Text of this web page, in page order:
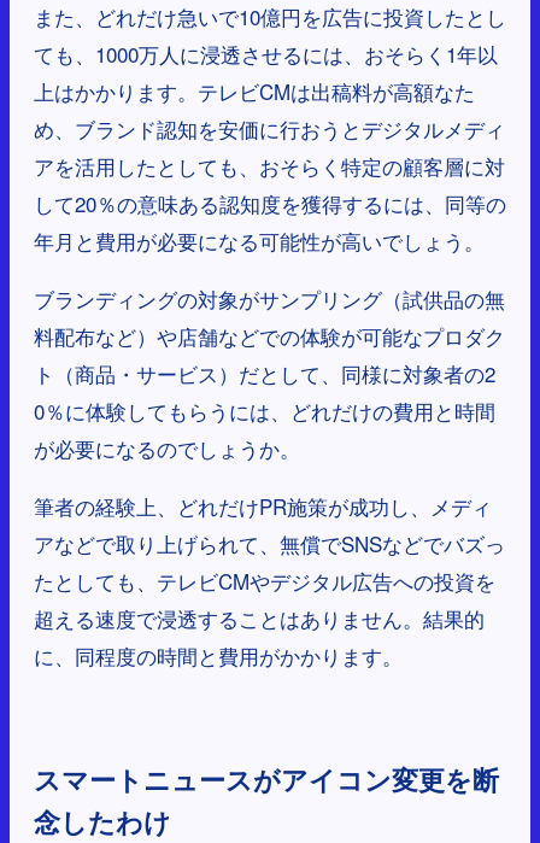
また、どれだけ急いで10億円を広告に投資したとし
ても、1000万人に浸透させるには、おそらく1年以
上はかかります。テレビCMは出稿料が高額なた
め、ブランド認知を安価に行おうとデジタルメディ
アを活用したとしても、おそらく特定の顧客層に対
して20％の意味ある認知度を獲得するには、同等の
年月と費用が必要になる可能性が高いでしょう。
ブランディングの対象がサンプリング（試供品の無
料配布など）や店舗などでの体験が可能なプロダク
ト（商品・サービス）だとして、同様に対象者の2
0％に体験してもらうには、どれだけの費用と時間
が必要になるのでしょうか。
筆者の経験上、どれだけPR施策が成功し、メディ
アなどで取り上げられて、無償でSNSなどでバズっ
たとしても、テレビCMやデジタル広告への投資を
超える速度で浸透することはありません。結果的
に、同程度の時間と費用がかかります。
スマートニュースがアイコン変更を断
念したわけ